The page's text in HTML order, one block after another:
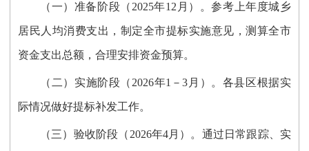
（一） 准备阶段 （ 2025年12月）。参考上年度城乡
居民人均消费支出， 制定全市提标实施意见 ，测算全市
资金支出总额，合理安排资金预算。
（二）实施阶段 （ 2026年1 －3 月 ）。 各县区根据实
际情况做好提标补发工作。
（三）验收阶段 （ 2026年4月 ）。 通过日常跟踪、实